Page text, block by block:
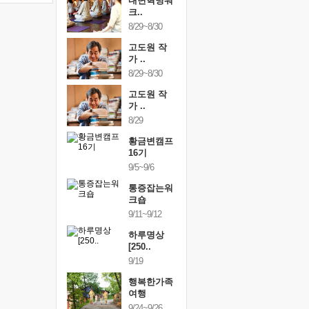
크..
8/29~8/30
고도원 작
가 ..
8/29~8/30
고도원 작
가 ..
8/29
황금변캠프
16기
9/5~9/6
통증잡는워
크숍
9/11~9/12
하루명상
[250..
9/19
행복한가족
여행